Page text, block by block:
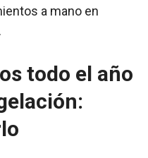
a mano en
todo el año